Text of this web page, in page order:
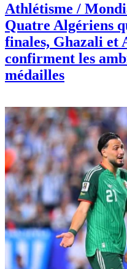
Athlétisme /
Quatre Algériens
finales, Ghazali et
confirment les
médailles